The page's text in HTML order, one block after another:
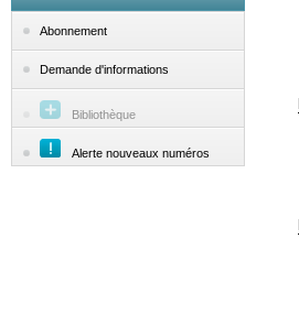
Abonnement
Demande d'informations
Bibliothèque
Alerte nouveaux numéros